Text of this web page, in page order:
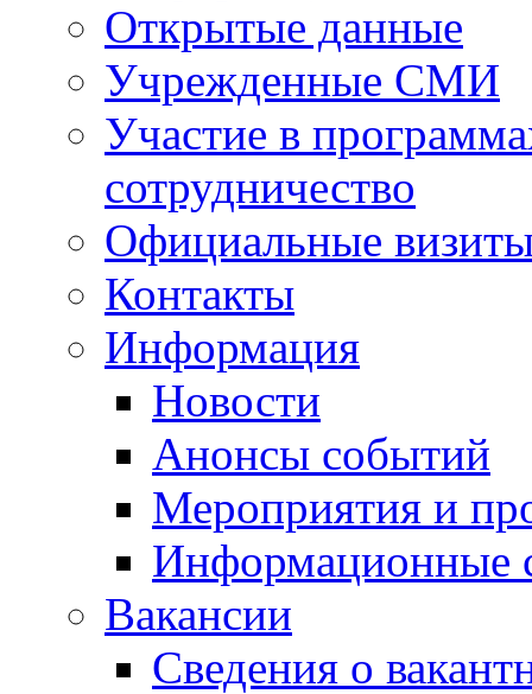
Открытые данные
Учрежденные СМИ
Участие в
сотрудничество
Официальные
Контакты
Информация
Новости
Анонсы событий
Мероприятия и
Информационные
Вакансии
Сведения о